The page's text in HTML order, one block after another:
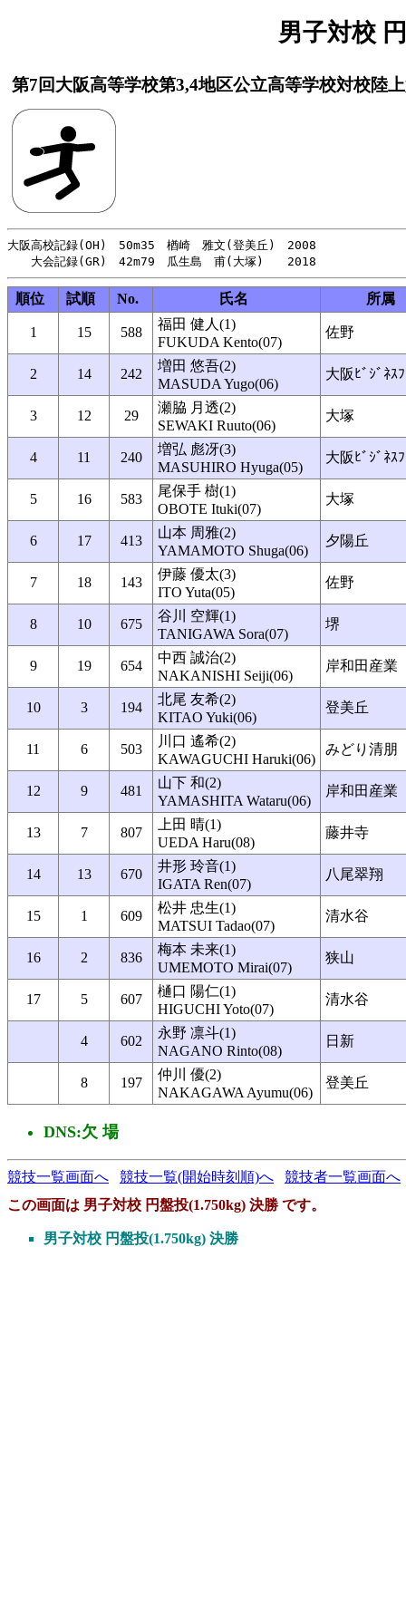
男子対校
第7回大阪高等学校第3,4地区公立高等学校対校陸
大阪高校記録(OH)　50m35　楢崎　雅文(登美丘)　2008
順位 試順 No. 氏名 所属
1 15 588
福田 健人(1)
FUKUDA Kento(07)
佐野
2 14 242
増田 悠吾(2)
MASUDA Yugo(06)
大阪ﾋﾞｼﾞﾈｽ
3 12 29
瀬脇 月透(2)
SEWAKI Ruuto(06)
大塚
4 11 240
増弘 彪冴(3)
MASUHIRO Hyuga(05)
大阪ﾋﾞｼﾞﾈｽ
5 16 583
尾保手 樹(1)
OBOTE Ituki(07)
大塚
6 17 413
山本 周雅(2)
YAMAMOTO Shuga(06)
夕陽丘
7 18 143
伊藤 優太(3)
ITO Yuta(05)
佐野
8 10 675
谷川 空輝(1)
TANIGAWA Sora(07)
堺
9 19 654
中西 誠治(2)
NAKANISHI Seiji(06)
岸和田産業
10 3 194
北尾 友希(2)
KITAO Yuki(06)
登美丘
11 6 503
川口 遙希(2)
KAWAGUCHI Haruki(06)
みどり清朋
12 9 481
山下 和(2)
YAMASHITA Wataru(06)
岸和田産業
13 7 807
上田 晴(1)
UEDA Haru(08)
藤井寺
14 13 670
井形 玲音(1)
IGATA Ren(07)
八尾翠翔
15 1 609
松井 忠生(1)
MATSUI Tadao(07)
清水谷
16 2 836
梅本 未来(1)
UMEMOTO Mirai(07)
狭山
17 5 607
樋口 陽仁(1)
HIGUCHI Yoto(07)
清水谷
4 602
永野 凛斗(1)
NAGANO Rinto(08)
日新
8 197
仲川 優(2)
NAKAGAWA Ayumu(06)
登美丘
DNS:欠 場
競技一覧画面へ 競技一覧(開始時刻順)へ
競技者一覧画面へ
この画面は 男子対校 円盤投(1.750kg) 決勝 です。
男子対校 円盤投(1.750kg) 決勝